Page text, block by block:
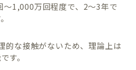
〜1,000万回程度で、2〜3年で
的な接触がないため、理論上は
す。